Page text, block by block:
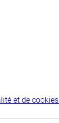
et de cookies